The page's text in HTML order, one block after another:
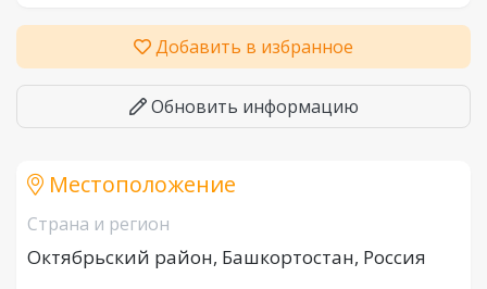
Добавить в избранное
Обновить информацию
Местоположение
Страна и регион
Октябрьский район, Башкортостан, Россия